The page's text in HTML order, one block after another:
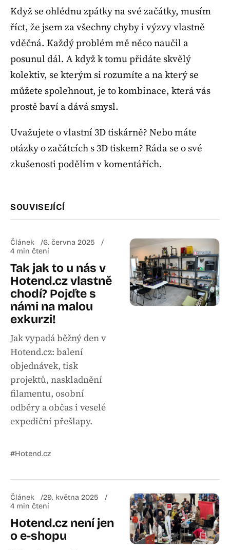
Když se ohlédnu zpátky na své začátky, musím
říct, že jsem za všechny chyby i výzvy vlastně
vděčná. Každý problém mě něco naučil a
posunul dál. A když k tomu přidáte skvělý
kolektiv, se kterým si rozumíte a na který se
můžete spolehnout, je to kombinace, která vás
prostě baví a dává smysl.
Uvažujete o vlastní 3D tiskárně? Nebo máte
otázky o začátcích s 3D tiskem? Ráda se o své
zkušenosti podělím v komentářích.
SOUVISEJÍCÍ
Článek
6. června 2025
4 min čtení
Tak jak to u nás v
Hotend.cz vlastně
chodí? Pojďte s
námi na malou
exkurzi!
Jak vypadá běžný den v
Hotend.cz: balení
objednávek, tisk
projektů, naskladnění
filamentu, osobní
odběry a občas i veselé
expediční přešlapy.
#Hotend.cz
Článek
29. května 2025
4 min čtení
Hotend.cz není jen
o e-shopu